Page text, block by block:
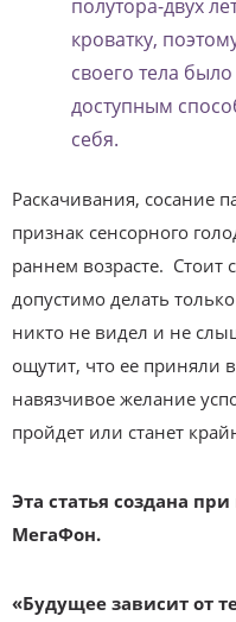
полутора-двух
кроватку,
своего тела
доступным
себя.
Раскачивания, сосание
признак сенсорного
раннем возрасте. Стоит
допустимо делать
никто не видел и не
ощутит, что ее приняли
навязчивое желание
пройдет или станет
Эта статья создана
МегаФон.
«Будущее зависит от